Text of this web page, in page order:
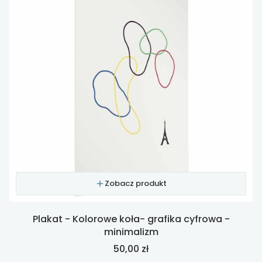
Zobacz produkt
Plakat - Kolorowe koła- grafika cyfrowa -
minimalizm
Cena
50,00 zł